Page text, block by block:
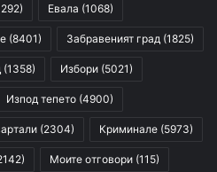
Евала (1068)
(8401) Забравеният град (1825)
(1358) Избори (5021)
Изпод тепето (4900)
(2304) Криминале (5973)
Моите отговори (115)